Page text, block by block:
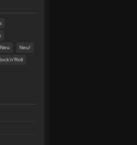
Neu Neu!